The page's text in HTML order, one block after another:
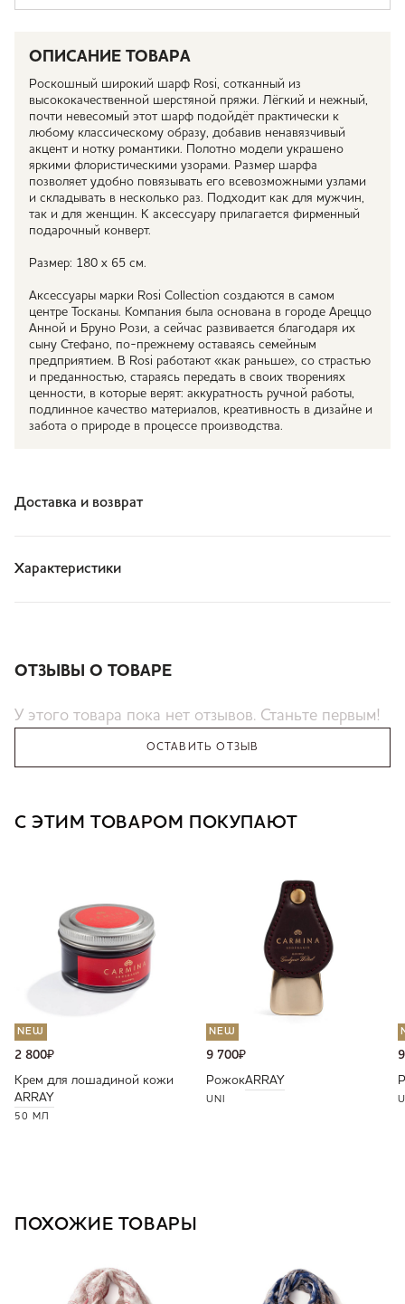
ОПИСАНИЕ ТОВАРА
Роскошный широкий шарф Rosi, сотканный из
высококачественной шерстяной пряжи. Лёгкий и нежный,
почти невесомый этот шарф подойдёт практически к
любому классическому образу, добавив ненавязчивый
акцент и нотку романтики. Полотно модели украшено
яркими флористическими узорами. Размер шарфа
позволяет удобно повязывать его всевозможными узлами
и складывать в несколько раз. Подходит как для мужчин,
так и для женщин. К аксессуару прилагается фирменный
подарочный конверт.
Размер: 180 х 65 см.
Аксессуары марки Rosi Collection создаются в самом
центре Тосканы. Компания была основана в городе Ареццо
Анной и Бруно Рози, а сейчас развивается благодаря их
сыну Стефано, по-прежнему оставаясь семейным
предприятием. В Rosi работают «как раньше», со страстью
и преданностью, стараясь передать в своих творениях
ценности, в которые верят: аккуратность ручной работы,
подлинное качество материалов, креативность в дизайне и
забота о природе в процессе производства.
Доставка и возврат
Характеристики
ОТЗЫВЫ О ТОВАРЕ
У этого товара пока нет отзывов. Станьте первым!
ОСТАВИТЬ ОТЗЫВ
С ЭТИМ ТОВАРОМ ПОКУПАЮТ
NEW
2 800₽
Крем для лошадиной кожи
ARRAY
50 МЛ
NEW
9 700₽
РожокARRAY
UNI
ПОХОЖИЕ ТОВАРЫ